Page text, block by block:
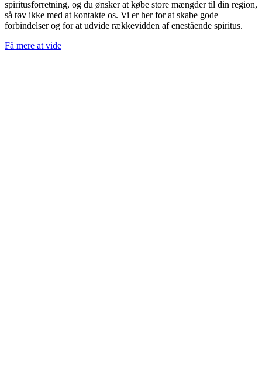
spiritusforretning, og du ønsker at købe store mængder til din region,
så tøv ikke med at kontakte os. Vi er her for at skabe gode
forbindelser og for at udvide rækkevidden af enestående spiritus.
Få mere at vide